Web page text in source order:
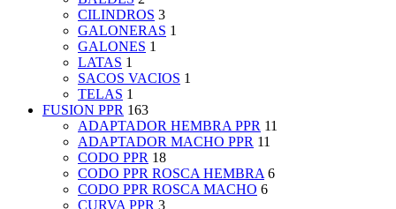
CILINDROS 3
GALONERAS 1
GALONES 1
LATAS 1
SACOS VACIOS 1
TELAS 1
FUSION PPR 163
ADAPTADOR HEMBRA PPR 11
ADAPTADOR MACHO PPR 11
CODO PPR 18
CODO PPR ROSCA HEMBRA 6
CODO PPR ROSCA MACHO 6
CURVA PPR 3